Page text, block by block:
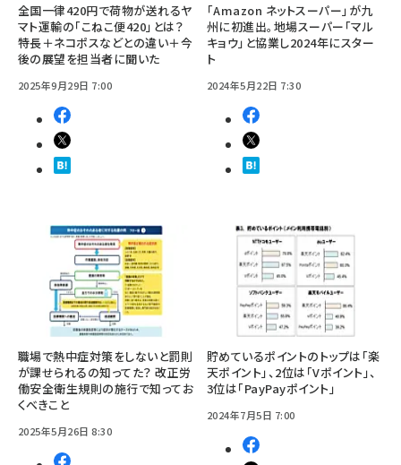
全国一律420円で荷物が送れるヤ
マト運輸の「こねこ便420」とは？
特長＋ネコポスなどとの違い＋今
後の展望を担当者に聞いた
2025年9月29日 7:00
「Amazon ネットスーパー」が九
州に初進出。地場スーパー「マル
キョウ」と協業し2024年にスター
ト
2024年5月22日 7:30
職場で熱中症対策をしないと罰則
が課せられるの知ってた？ 改正労
働安全衛生規則の施行で知ってお
くべきこと
2025年5月26日 8:30
貯めているポイントのトップは「楽
天ポイント」、2位は「Vポイント」、
3位は「PayPayポイント」
2024年7月5日 7:00